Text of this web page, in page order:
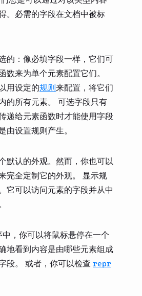
。必需的字段在文档中被标
的：像必填字段一样，它们可
数来为单个元素配置它们。
用设定的规则来配置，将它们
的所有元素。 可选字段只有
递给元素函数时才能使用字段
由设置规则产生。
默认的外观。然而，你也可以
完全定制它的外观。 显示规
它可以访问元素的字段并从中
，你可以将鼠标悬停在一个
地看到内容是由哪些元素组成
段。 或者，你可以检查 repr